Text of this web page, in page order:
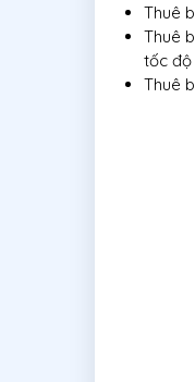
Thuê
Thuê
tốc độ
Thuê